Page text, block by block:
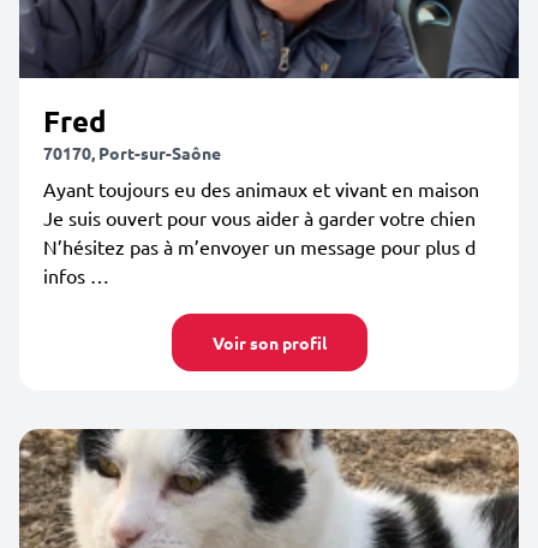
Fred
70170, Port-sur-Saône
Ayant toujours eu des animaux et vivant en maison
Je suis ouvert pour vous aider à garder votre chien
N’hésitez pas à m’envoyer un message pour plus d
infos …
Voir son profil